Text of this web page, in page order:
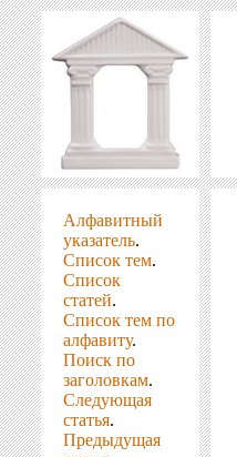
Алфавитный
указатель.
Список тем.
Список
статей.
Список тем по
алфавиту.
Поиск по
заголовкам.
Следующая
статья.
Предыдущая